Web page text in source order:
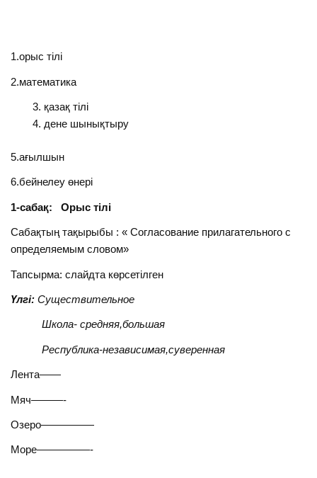
1.орыс тілі
2.математика
қазақ тілі
дене шынықтыру
5.ағылшын
6.бейнелеу өнері
1-сабақ: Орыс тілі
Сабақтың тақырыбы : « Согласование прилагательного с
определяемым словом»
Тапсырма: слайдта көрсетілген
Үлгі: Существительное
Школа- средняя,большая
Республика-независимая,суверенная
Лента——
Мяч———-
Озеро—————
Море—————-